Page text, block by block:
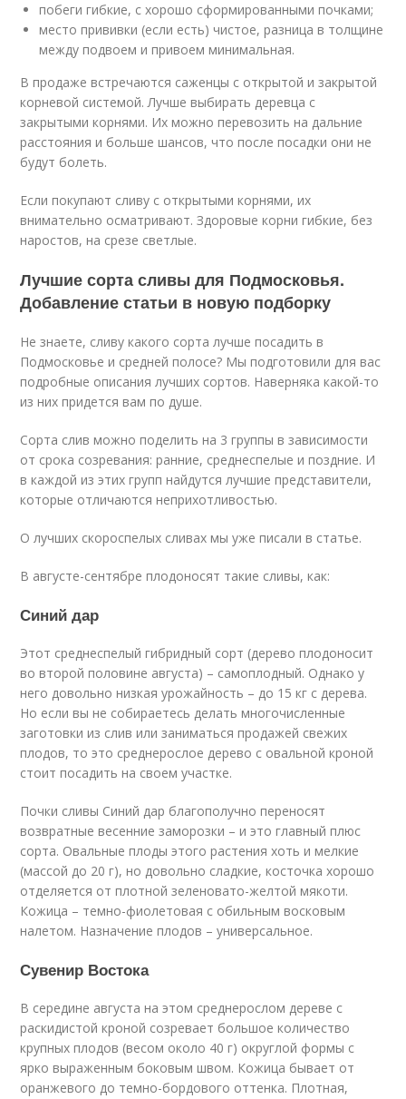
побеги гибкие, с хорошо сформированными почками;
место прививки (если есть) чистое, разница в толщине
между подвоем и привоем минимальная.
В продаже встречаются саженцы с открытой и закрытой
корневой системой. Лучше выбирать деревца с
закрытыми корнями. Их можно перевозить на дальние
расстояния и больше шансов, что после посадки они не
будут болеть.
Если покупают сливу с открытыми корнями, их
внимательно осматривают. Здоровые корни гибкие, без
наростов, на срезе светлые.
Лучшие сорта сливы для Подмосковья.
Добавление статьи в новую подборку
Не знаете, сливу какого сорта лучше посадить в
Подмосковье и средней полосе? Мы подготовили для вас
подробные описания лучших сортов. Наверняка какой-то
из них придется вам по душе.
Сорта слив можно поделить на 3 группы в зависимости
от срока созревания: ранние, среднеспелые и поздние. И
в каждой из этих групп найдутся лучшие представители,
которые отличаются неприхотливостью.
О лучших скороспелых сливах мы уже писали в статье.
В августе-сентябре плодоносят такие сливы, как:
Синий дар
Этот среднеспелый гибридный сорт (дерево плодоносит
во второй половине августа) – самоплодный. Однако у
него довольно низкая урожайность – до 15 кг с дерева.
Но если вы не собираетесь делать многочисленные
заготовки из слив или заниматься продажей свежих
плодов, то это среднерослое дерево с овальной кроной
стоит посадить на своем участке.
Почки сливы Синий дар благополучно переносят
возвратные весенние заморозки – и это главный плюс
сорта. Овальные плоды этого растения хоть и мелкие
(массой до 20 г), но довольно сладкие, косточка хорошо
отделяется от плотной зеленовато-желтой мякоти.
Кожица – темно-фиолетовая с обильным восковым
налетом. Назначение плодов – универсальное.
Сувенир Востока
В середине августа на этом среднерослом дереве с
раскидистой кроной созревает большое количество
крупных плодов (весом около 40 г) округлой формы с
ярко выраженным боковым швом. Кожица бывает от
оранжевого до темно-бордового оттенка. Плотная,